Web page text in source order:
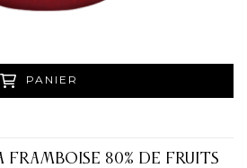
PANIER
FRAMBOISE 80% DE FRUITS